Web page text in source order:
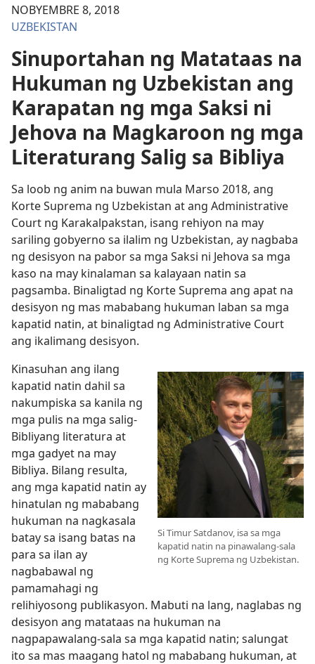
NOBYEMBRE 8, 2018
UZBEKISTAN
Sinuportahan ng Matataas na
Hukuman ng Uzbekistan ang
Karapatan ng mga Saksi ni
Jehova na Magkaroon ng mga
Literaturang Salig sa Bibliya
Sa loob ng anim na buwan mula Marso 2018, ang
Korte Suprema ng Uzbekistan at ang Administrative
Court ng Karakalpakstan, isang rehiyon na may
sariling gobyerno sa ilalim ng Uzbekistan, ay nagbaba
ng desisyon na pabor sa mga Saksi ni Jehova sa mga
kaso na may kinalaman sa kalayaan natin sa
pagsamba. Binaligtad ng Korte Suprema ang apat na
desisyon ng mas mababang hukuman laban sa mga
kapatid natin, at binaligtad ng Administrative Court
ang ikalimang desisyon.
Si Timur Satdanov, isa sa mga
kapatid natin na pinawalang-sala
ng Korte Suprema ng Uzbekistan.
Kinasuhan ang ilang
kapatid natin dahil sa
nakumpiska sa kanila ng
mga pulis na mga salig-
Bibliyang literatura at
mga gadyet na may
Bibliya. Bilang resulta,
ang mga kapatid natin ay
hinatulan ng mababang
hukuman na nagkasala
batay sa isang batas na
para sa ilan ay
nagbabawal ng
pamamahagi ng
relihiyosong publikasyon. Mabuti na lang, naglabas ng
desisyon ang matataas na hukuman na
nagpapawalang-sala sa mga kapatid natin; salungat
ito sa mas maagang hatol ng mababang hukuman, at